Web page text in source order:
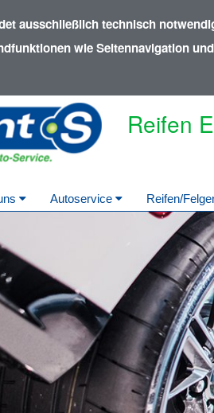
ausschließlich technisch
wie Seitennavigation
Reifen
Autoservice Reifen/